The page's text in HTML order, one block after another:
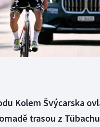
Kolem Švýcarska
trasou z